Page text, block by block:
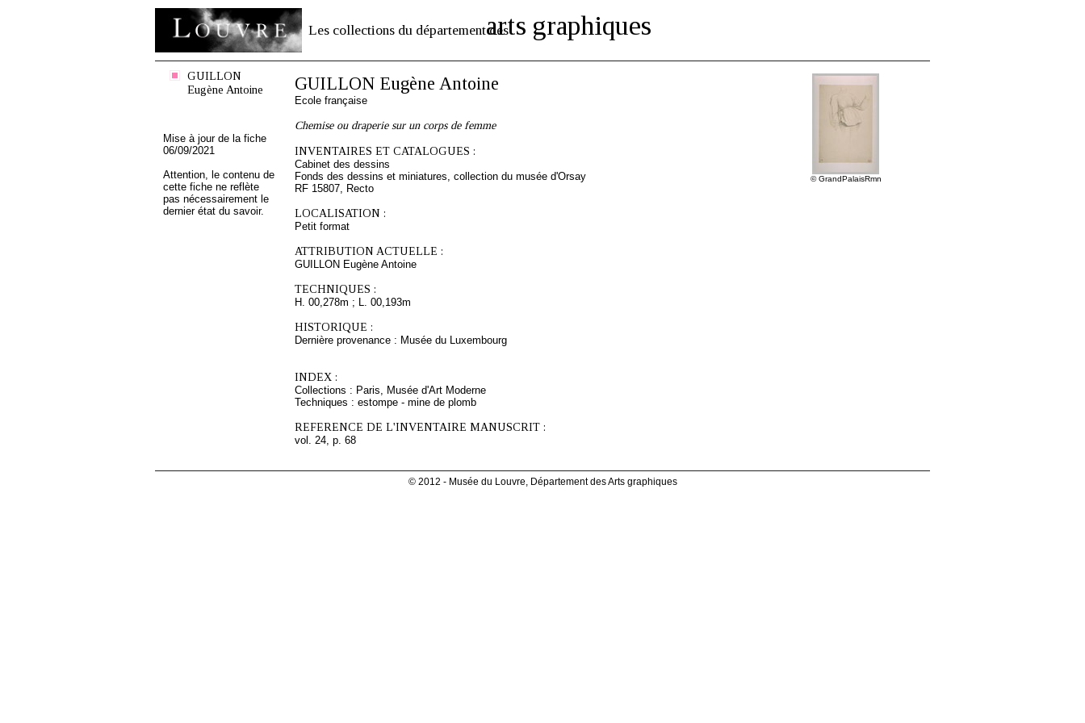
Les collections du département desarts graphiques
GUILLON
Eugène Antoine
Mise à jour de la fiche
06/09/2021
Attention, le contenu de
cette fiche ne reflète
pas nécessairement le
dernier état du savoir.
© GrandPalaisRmn
GUILLON Eugène Antoine
Ecole française
Chemise ou draperie sur un corps de femme
INVENTAIRES ET CATALOGUES :
Cabinet des dessins
Fonds des dessins et miniatures, collection du musée d'Orsay
RF 15807, Recto
LOCALISATION :
Petit format
ATTRIBUTION ACTUELLE :
GUILLON Eugène Antoine
TECHNIQUES :
H. 00,278m ; L. 00,193m
HISTORIQUE :
Dernière provenance : Musée du Luxembourg
INDEX :
Collections : Paris, Musée d'Art Moderne
Techniques : estompe - mine de plomb
REFERENCE DE L'INVENTAIRE MANUSCRIT :
vol. 24, p. 68
© 2012 - Musée du Louvre, Département des Arts graphiques